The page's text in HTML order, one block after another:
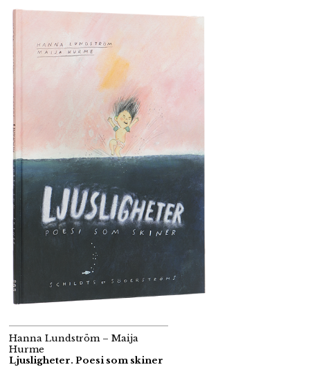
Hanna Lundström – Maija
Hurme
Ljusligheter. Poesi som skiner